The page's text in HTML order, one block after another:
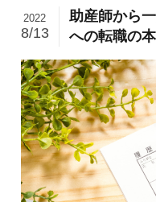
助産師から
への転職の
2022
8/13